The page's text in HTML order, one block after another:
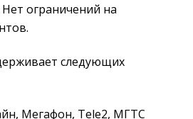
ограничений на
следующих
Мегафон, Tele2, МГТС